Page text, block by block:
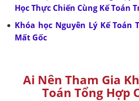
Học Thực Chiến Cùng Kế Toán
Khóa học Nguyên Lý Kế Toán
Mất Gốc
Ai Nên Tham Gia
Toán Tổng Hợp